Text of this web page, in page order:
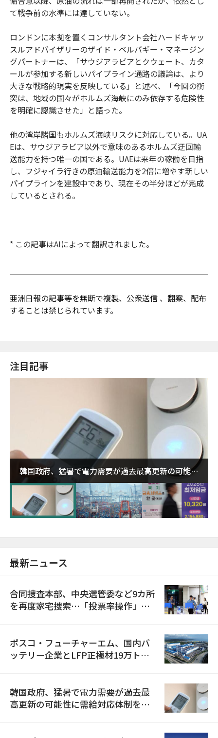
て戦争前の水準には達していない。
ロンドンに本拠を置くコンサルタント会社ハードキャッ
スルアドバイザリーのザイド・ベルバギー・マネージン
グパートナーは、「サウジアラビアとクウェート、カタ
ールが参加する新しいパイプライン通路の議論は、より
大きな戦略的現実を反映している」と述べ、「今回の衝
突は、地域の国々がホルムズ海峡にのみ依存する危険性
を明確に認識させた」と語った。
他の湾岸諸国もホルムズ海峡リスクに対応している。UA
Eは、サウジアラビア以外で意味のあるホルムズ迂回輸
送能力を持つ唯一の国である。UAEは来年の稼働を目指
し、フジャイラ行きの原油輸送能力を2倍に増やす新しい
パイプラインを建設中であり、現在その半分ほどが完成
しているとされる。
* この記事はAIによって翻訳されました。
亜洲日報の記事等を無断で複製、公衆送信 、翻案、配布
することは禁じられています。
注目記事
韓国政府、猛暑で電力需要が過去最高更新の可能性
に需給対応体制を点検
最新ニュース
合同捜査本部、中央選管委など9カ所
を再度家宅捜索…「投票率操作」の
ポスコ・フューチャーエム、国内バ
ッテリー企業とLFP正極材19万トン
韓国政府、猛暑で電力需要が過去最
高更新の可能性に需給対応体制を点